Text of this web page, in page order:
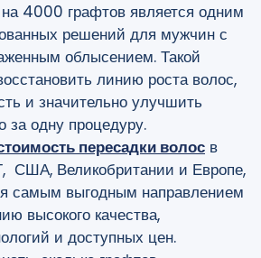
на 4000 графтов является одним
решений для мужчин с
облысением. Такой
линию роста волос,
и значительно улучшить
за одну процедуру.
пересадки волос в
США, Великобритании и Европе,
самым выгодным направлением
высокого качества,
и доступных цен.